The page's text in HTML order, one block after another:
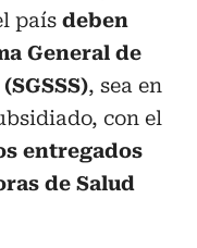
país deben
General de
, sea en
con el
entregados
de Salud